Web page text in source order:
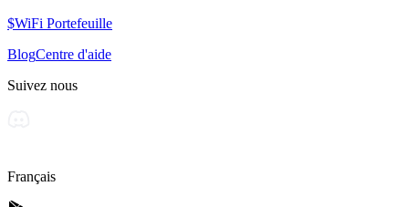
$WiFi Portefeuille
BlogCentre d'aide
Suivez nous
Français